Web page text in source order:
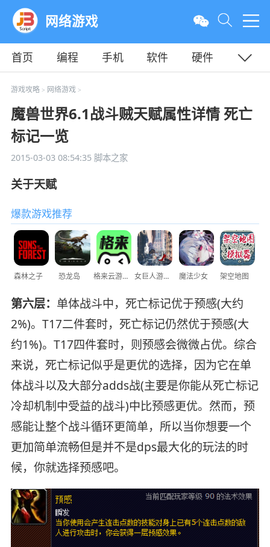
网络游戏
首页 编程 手机 软件
硬件
教程
平面
游戏攻略> 网络游戏>
魔兽世界6.1战斗贼天赋属性详情 死亡
标记一览
2015-03-03 08:54:35脚本之家
关于天赋
爆款游戏推荐
森林之子 恐龙岛 格来云游戏 女巨人游乐场 魔法少女 架空地图
第六层： 单体战斗中，死亡标记优于预感(大约
2%)。T17二件套时，死亡标记仍然优于预感(大
约1%)。T17四件套时，则预感会微微占优。综合
来说，死亡标记似乎是更优的选择，因为它在单
体战斗以及大部分adds战(主要是你能从死亡标记
冷却机制中受益的战斗)中比预感更优。然而，预
感能让整个战斗循环更简单，所以当你想要一个
更加简单流畅但是并不是dps最大化的玩法的时
候，你就选择预感吧。